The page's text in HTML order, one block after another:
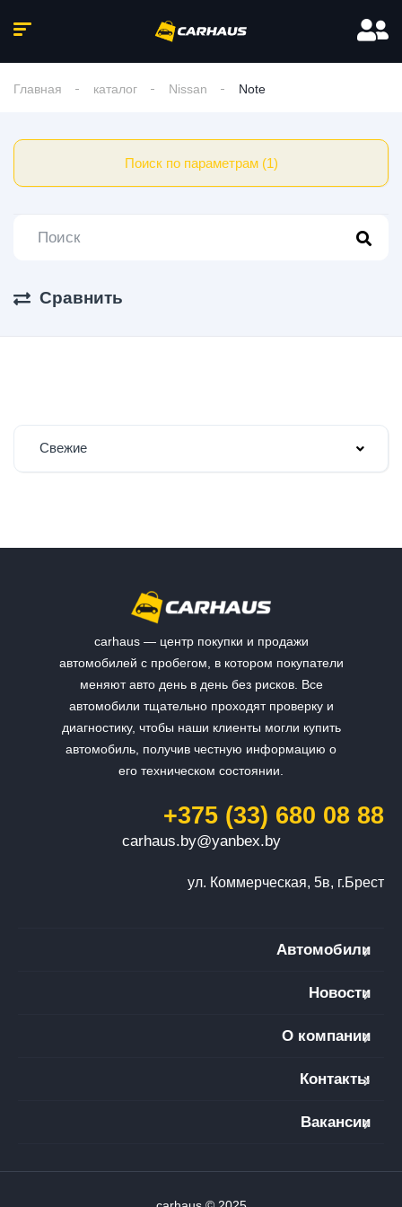
Главная каталог Nissan Note
Поиск по параметрам (1)
Сравнить
Свежие
carhaus — центр покупки и продажи
автомобилей с пробегом, в котором покупатели
меняют авто день в день без рисков. Все
автомобили тщательно проходят проверку и
диагностику, чтобы наши клиенты могли купить
автомобиль, получив честную информацию о
его техническом состоянии.
+375 (33) 680 08 88
carhaus.by@yanbex.by
ул. Коммерческая, 5в, г.Брест
Автомобили
Новости
О компании
Контакты
Вакансии